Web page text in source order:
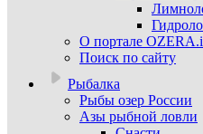
О портале
Поиск по сайту
Рыбалка
Рыбы озер России
Азы рыбной ловли